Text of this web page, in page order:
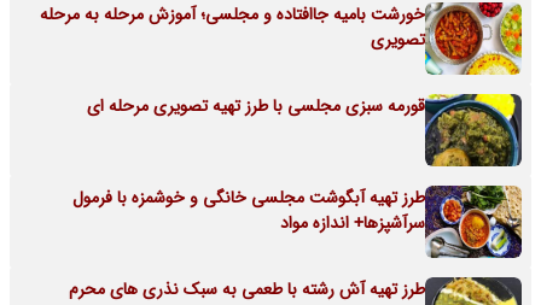
خورشت بامیه جاافتاده و مجلسی؛ آموزش مرحله به مرحله
تصویری
قورمه سبزی مجلسی با طرز تهیه تصویری مرحله ای
طرز تهیه آبگوشت مجلسی خانگی و خوشمزه با فرمول
سرآشپزها+ اندازه مواد
طرز تهیه آش رشته با طعمی به سبک نذری های محرم